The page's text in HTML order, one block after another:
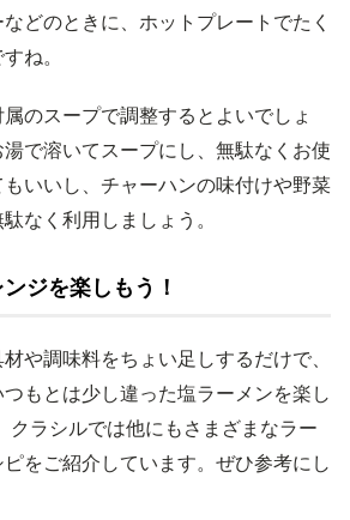
どのときに、ホットプレートでたく
ね。
のスープで調整するとよいでしょ
で溶いてスープにし、無駄なくお使
いいし、チャーハンの味付けや野菜
なく利用しましょう。
ジを楽しもう！
や調味料をちょい足しするだけで、
もとは少し違った塩ラーメンを楽し
クラシルでは他にもさまざまなラー
をご紹介しています。ぜひ参考にし